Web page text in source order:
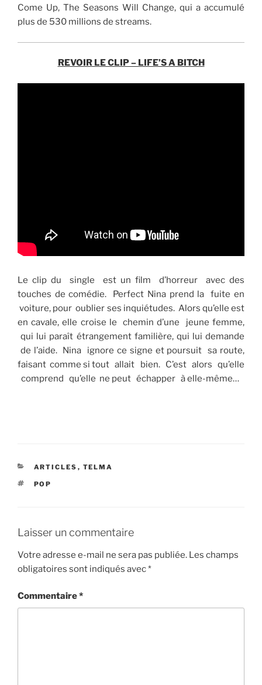
Come Up, The Seasons Will Change, qui a accumulé
plus de 530 millions de streams.
REVOIR LE CLIP – LIFE’S A BITCH
Le clip du single est un film d’horreur avec des
touches de comédie. Perfect Nina prend la fuite en
voiture, pour oublier ses inquiétudes. Alors qu’elle est
en cavale, elle croise le chemin d’une jeune femme,
qui lui paraît étrangement familière, qui lui demande
de l’aide. Nina ignore ce signe et poursuit sa route,
faisant comme si tout allait bien. C’est alors qu’elle
comprend qu’elle ne peut échapper à elle-même…
CATÉGORIES
ARTICLES , TELMA
ÉTIQUETTES
POP
Laisser un commentaire
Votre adresse e-mail ne sera pas publiée. Les champs
obligatoires sont indiqués avec*
Commentaire*